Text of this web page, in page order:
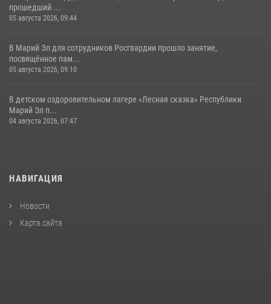
прошедший ...
05 августа 2026, 09:44
В Марий Эл для сотрудников Росгвардии прошло занятие,
посвящённое пам...
05 августа 2026, 09:10
В детском оздоровительном лагере «Лесная сказка» Республики
Марий Эл п...
04 августа 2026, 07:47
НАВИГАЦИЯ
Новости
Карта сайта